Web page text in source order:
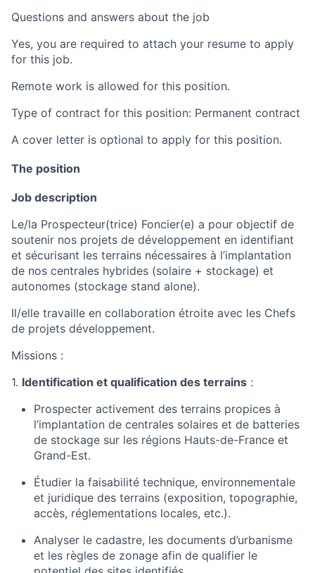
Questions and answers about the job
Yes, you are required to attach your resume to apply
for this job.
Remote work is allowed for this position.
Type of contract for this position: Permanent contract
A cover letter is optional to apply for this position.
The position
Job description
Le/la Prospecteur(trice) Foncier(e) a pour objectif de
soutenir nos projets de développement en identifiant
et sécurisant les terrains nécessaires à l’implantation
de nos centrales hybrides (solaire + stockage) et
autonomes (stockage stand alone).
Il/elle travaille en collaboration étroite avec les Chefs
de projets développement.
Missions :
1. Identification et qualification des terrains :
Prospecter activement des terrains propices à
l’implantation de centrales solaires et de batteries
de stockage sur les régions Hauts-de-France et
Grand-Est.
Étudier la faisabilité technique, environnementale
et juridique des terrains (exposition, topographie,
accès, réglementations locales, etc.).
Analyser le cadastre, les documents d’urbanisme
et les règles de zonage afin de qualifier le